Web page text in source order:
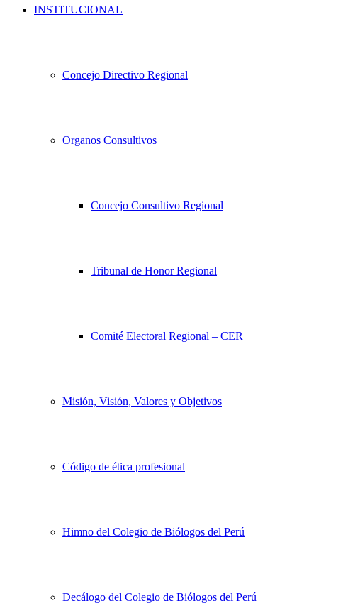
INSTITUCIONAL
Concejo Directivo Regional
Organos Consultivos
Concejo Consultivo Regional
Tribunal de Honor Regional
Comité Electoral Regional – CER
Misión, Visión, Valores y Objetivos
Código de ética profesional
Himno del Colegio de Biólogos del Perú
Decálogo del Colegio de Biólogos del Perú